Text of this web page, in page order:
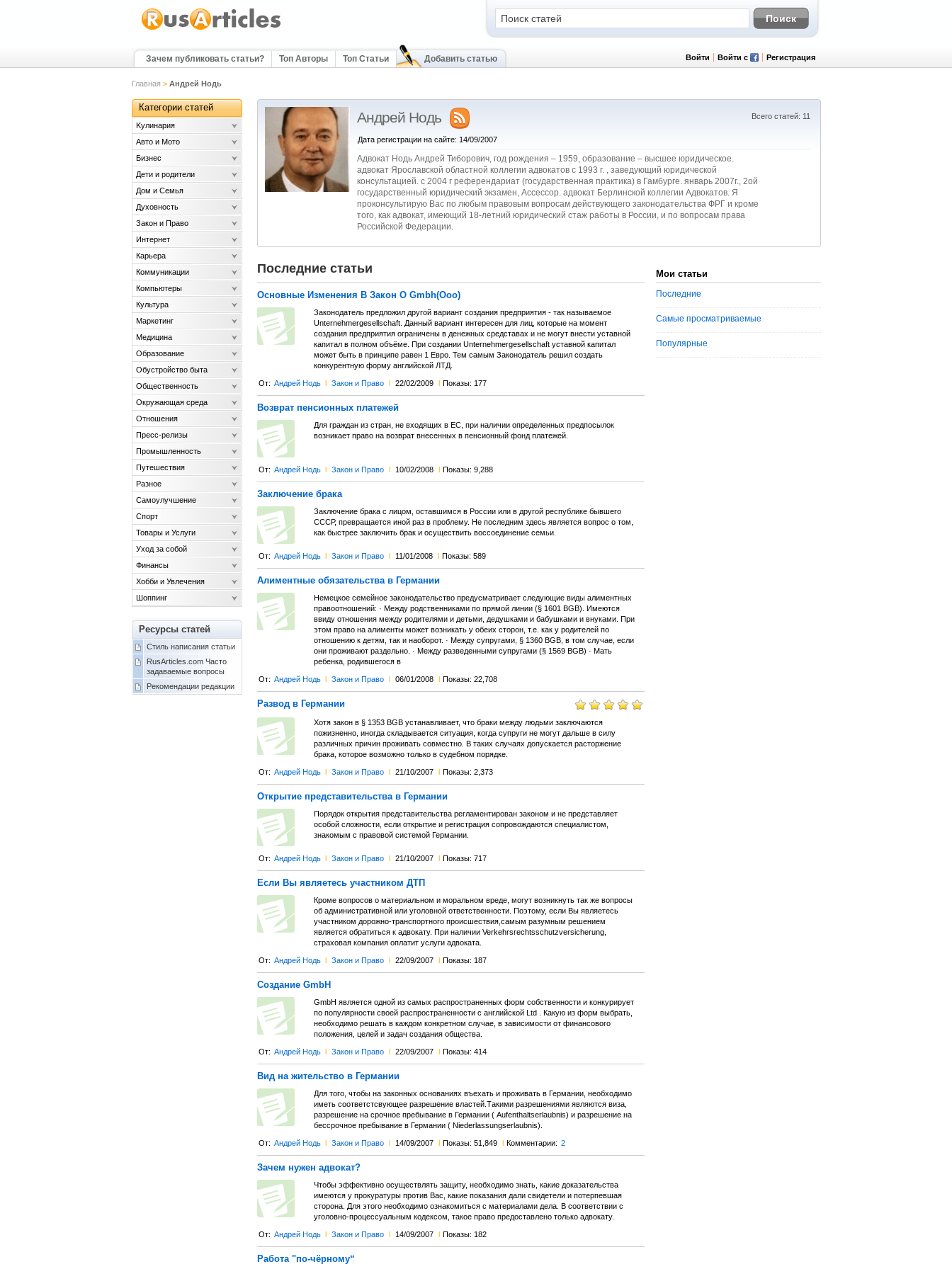
Зачем публиковать статьи? Топ Авторы Топ Статьи Добавить статью Войти Войти с Регистрация
Главная > Андрей Нодь
Андрей Нодь Всего статей: 11
Дата регистрации на сайте: 14/09/2007
Адвокат Нодь Андрей Тиборович, год рождения – 1959, образование – высшее юридическое.
адвокат Ярославской областной коллегии адвокатов с 1993 г. , заведующий юридической
консультацией. с 2004 г референдариат (государственная практика) в Гамбурге. январь 2007г., 2ой
государственный юридический экзамен, Ассессор. адвокат Берлинской коллегии Адвокатов. Я
проконсультирую Вас по любым правовым вопросам действующего законодательства ФРГ и кроме
того, как адвокат, имеющий 18-летний юридический стаж работы в России, и по вопросам права
Российской Федерации.
Последние статьи
Основные Изменения В Закон О Gmbh(Ооо)
Законодатель предложил другой вариант создания предприятия - так называемое
Unternehmergesellschaft. Данный вариант интересен для лиц, которые на момент
создания предприятия ограничены в денежных средставах и не могут внести уставной
капитал в полном объёме. При создании Unternehmergesellschaft уставной капитал
может быть в принципе равен 1 Евро. Тем самым Законодатель решил создать
конкурентную форму английской ЛТД.
От: Андрей Нодь l Закон и Право l 22/02/2009 l Показы: 177
Возврат пенсионных платежей
Для граждан из стран, не входящих в ЕС, при наличии определенных предпосылок
возникает право на возврат внесенных в пенсионный фонд платежей.
От: Андрей Нодь l Закон и Право l 10/02/2008 l Показы: 9,288
Заключение брака
Заключение брака с лицом, оставшимся в России или в другой республике бывшего
СССР, превращается иной раз в проблему. Не последним здесь является вопрос о том,
как быстрее заключить брак и осуществить воссоединение семьи.
От: Андрей Нодь l Закон и Право l 11/01/2008 l Показы: 589
Алиментные обязательства в Германии
Немецкое семейное законодательство предусматривает следующие виды алиментных
правоотношений: · Между родственниками по прямой линии (§ 1601 BGB). Имеются
ввиду отношения между родителями и детьми, дедушками и бабушками и внуками. При
этом право на алименты может возникать у обеих сторон, т.е. как у родителей по
отношению к детям, так и наоборот. · Между супругами, § 1360 BGB, в том случае, если
они проживают раздельно. · Между разведенными супругами (§ 1569 BGB) · Мать
ребенка, родившегося в
От: Андрей Нодь l Закон и Право l 06/01/2008 l Показы: 22,708
Развод в Германии
Хотя закон в § 1353 BGB устанавливает, что браки между людьми заключаются
пожизненно, иногда складывается ситуация, когда супруги не могут дальше в силу
различных причин проживать совместно. В таких случаях допускается расторжение
брака, которое возможно только в судебном порядке.
От: Андрей Нодь l Закон и Право l 21/10/2007 l Показы: 2,373
Открытие представительства в Германии
Порядок открытия представительства регламентирован законом и не представляет
особой сложности, если открытие и регистрация сопровождаются специалистом,
знакомым с правовой системой Германии.
От: Андрей Нодь l Закон и Право l 21/10/2007 l Показы: 717
Если Вы являетесь участником ДТП
Кроме вопросов о материальном и моральном вреде, могут возникнуть так же вопросы
об административной или уголовной ответственности. Поэтому, если Вы являетесь
участником дорожно-транспортного происшествия,самым разумным решением
является обратиться к адвокату. При наличии Verkehrsrechtsschutzversicherung,
страховая компания оплатит услуги адвоката.
От: Андрей Нодь l Закон и Право l 22/09/2007 l Показы: 187
Создание GmbH
GmbH является одной из самых распространенных форм собственности и конкурирует
по популярности своей распространенности с английской Ltd . Какую из форм выбрать,
необходимо решать в каждом конкретном случае, в зависимости от финансового
положения, целей и задач создания общества.
От: Андрей Нодь l Закон и Право l 22/09/2007 l Показы: 414
Вид на жительство в Германии
Для того, чтобы на законных основаниях въехать и проживать в Германии, необходимо
иметь соответстсвующее разрешение властей.Такими разрешениями являются виза,
разрешение на срочное пребывание в Германии ( Aufenthaltserlaubnis) и разрешение на
бессрочное пребывание в Германии ( Niederlassungserlaubnis).
От: Андрей Нодь l Закон и Право l 14/09/2007 l Показы: 51,849 l Комментарии: 2
Зачем нужен адвокат?
Чтобы эффективно осуществлять защиту, необходимо знать, какие доказательства
имеются у прокуратуры против Вас, какие показания дали свидетели и потерпевшая
сторона. Для этого необходимо ознакомиться с материалами дела. В соответствии с
уголовно-процессуальным кодексом, такое право предоставлено только адвокату.
От: Андрей Нодь l Закон и Право l 14/09/2007 l Показы: 182
Работа "по-чёрному“
Мои статьи
Последние
Самые просматриваемые
Популярные
Категории статей
Kулинария
Авто и Мото
Бизнес
Дети и родители
Дом и Семья
Духовность
Закон и Право
Интернет
Карьера
Коммуникации
Компьютеры
Культура
Маркетинг
Медицина
Образование
Обустройство быта
Общественность
Окружающая среда
Отношения
Пресс-релизы
Промышленность
Путешествия
Разное
Самоулучшение
Спорт
Товары и Услуги
Уход за собой
Финансы
Хобби и Увлечения
Шоппинг
Ресурсы статей
Стиль написания статьи
RusArticles.com Часто
задаваемые вопросы
Рекомендации редакции